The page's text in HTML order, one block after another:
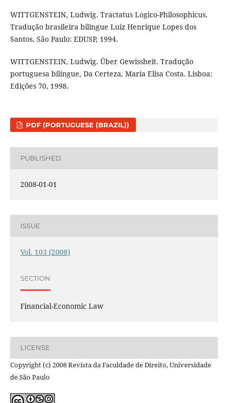
WITTGENSTEIN, Ludwig. Tractatus Logico-Philosophicus.
Tradução brasileira bilingue Luiz Henrique Lopes dos
Santos. São Paulo: EDUSP, 1994.
WITTGENSTEIN, Ludwig. Über Gewissheit. Tradução
portuguesa bilíngue, Da Certeza, Maria Elisa Costa. Lisboa:
Edições 70, 1998.
PDF (PORTUGUESE (BRAZIL))
PUBLISHED
2008-01-01
ISSUE
Vol. 103 (2008)
SECTION
Financial-Economic Law
LICENSE
Copyright (c) 2008 Revista da Faculdade de Direito, Universidade
de São Paulo